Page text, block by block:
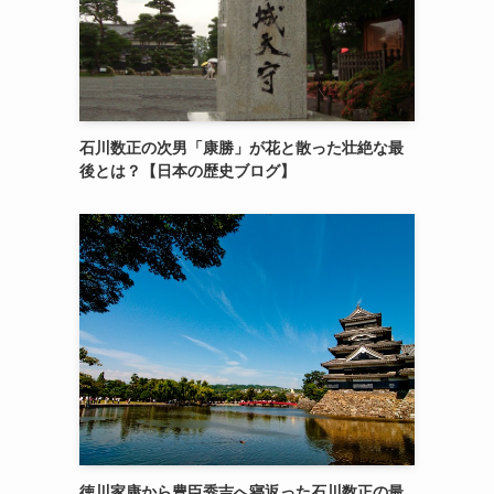
石川数正の次男「康勝」が花と散った壮絶な最
後とは？【日本の歴史ブログ】